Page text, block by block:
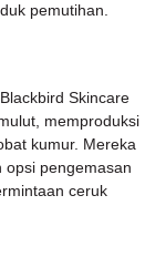
pemutihan.
Skincare
memproduksi
kumur. Mereka
opsi pengemasan
ceruk